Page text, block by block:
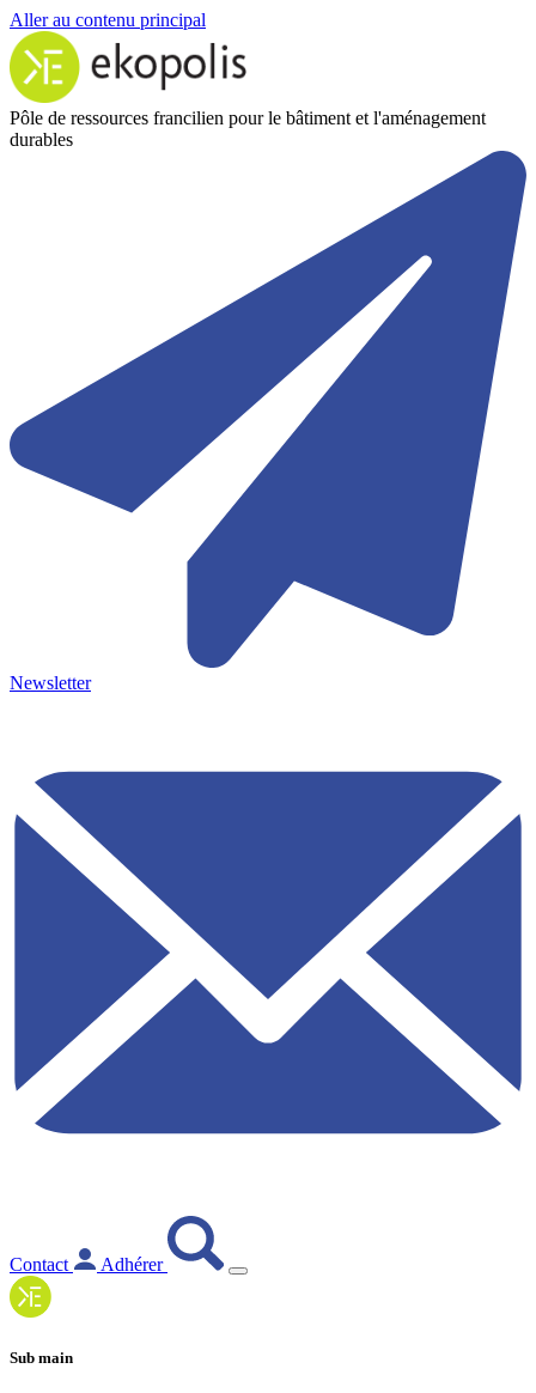
Aller au contenu principal
Pôle de ressources francilien pour le bâtiment et l'aménagement
durables
Newsletter
Contact Adhérer
Sub main